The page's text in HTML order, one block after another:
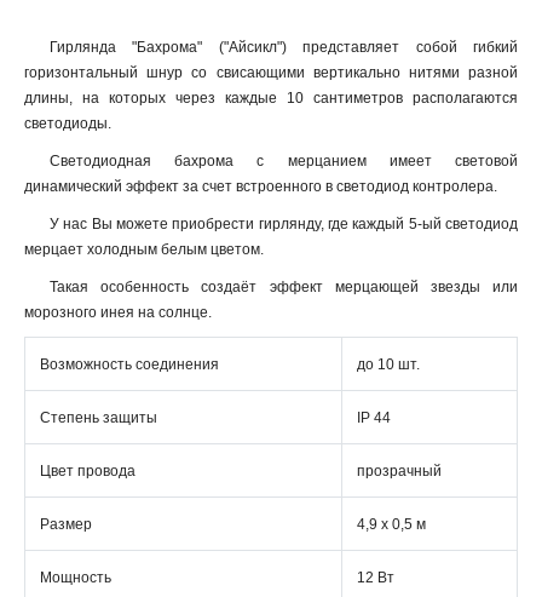
Гирлянда "Бахрома" ("Айсикл") представляет собой гибкий
горизонтальный шнур со свисающими вертикально нитями разной
длины, на которых через каждые 10 сантиметров располагаются
светодиоды.
Светодиодная бахрома с мерцанием имеет световой
динамический эффект за счет встроенного в светодиод контролера.
У нас Вы можете приобрести гирлянду, где каждый 5-ый светодиод
мерцает холодным белым цветом.
Такая особенность создаёт эффект мерцающей звезды или
морозного инея на солнце.
Возможность соединения до 10 шт.
Степень защиты IP 44
Цвет провода прозрачный
Размер 4,9 x 0,5 м
Мощность 12 Вт